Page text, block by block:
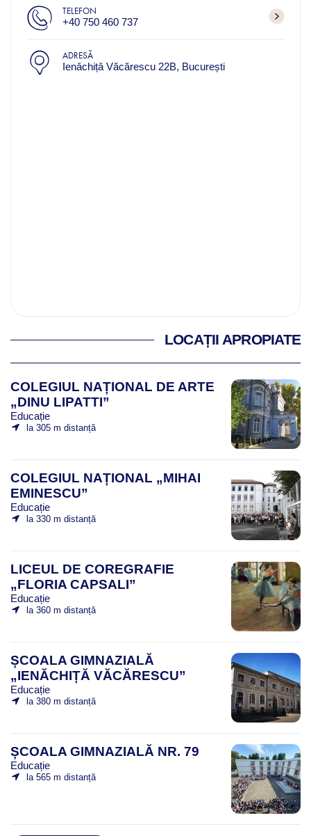
TELEFON
+40 750 460 737
ADRESĂ
Ienǎchițǎ Văcărescu 22B, București
LOCAȚII APROPIATE
COLEGIUL NAȚIONAL DE ARTE
„DINU LIPATTI”
Educație
la 305 m distanță
COLEGIUL NAȚIONAL „MIHAI
EMINESCU”
Educație
la 330 m distanță
LICEUL DE COREGRAFIE
„FLORIA CAPSALI”
Educație
la 360 m distanță
ȘCOALA GIMNAZIALĂ
„IENĂCHIȚĂ VĂCĂRESCU”
Educație
la 380 m distanță
ȘCOALA GIMNAZIALĂ NR. 79
Educație
la 565 m distanță